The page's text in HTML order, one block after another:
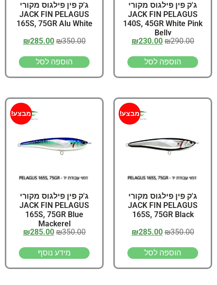
ג'ק פין פילגוס מקורי
JACK FIN PELAGUS
140S, 45GR White Pink
Belly
₪290.00
₪230.00
הוספה לסל
ג'ק פין פילגוס מקורי
JACK FIN PELAGUS
165S, 75GR Alu White
₪350.00
₪285.00
הוספה לסל
מבצע!
ג'ק פין פילגוס מקורי
JACK FIN PELAGUS
165S, 75GR Black
₪350.00
₪285.00
הוספה לסל
מבצע!
ג'ק פין פילגוס מקורי
JACK FIN PELAGUS
165S, 75GR Blue
Mackerel
₪350.00
₪285.00
מידע נוסף